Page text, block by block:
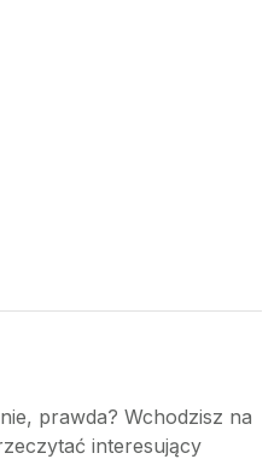
prawda? Wchodzisz na
interesujący